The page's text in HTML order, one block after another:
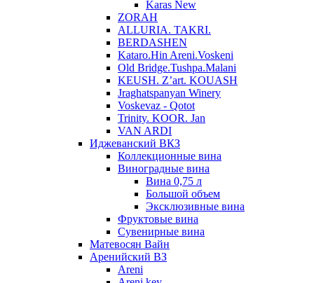
Karas New
ZORAH
ALLURIA. TAKRI.
BERDASHEN
Kataro.Hin Areni.Voskeni
Old Bridge.Tushpa.Malani
KEUSH. Z’art. KOUASH
Jraghatspanyan Winery
Voskevaz - Qotot
Trinity. KOOR. Jan
VAN ARDI
Иджеванский ВКЗ
Коллекционные вина
Виноградные вина
Вина 0,75 л
Большой объем
Эксклюзивные вина
Фруктовые вина
Cувенирные вина
Матевосян Вайн
Аренийский ВЗ
Areni